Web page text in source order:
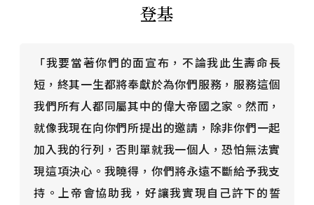
登基
「我要當著你們的面宣布，不論我此生壽命長
短，終其一生都將奉獻於為你們服務，服務這個
我們所有人都同屬其中的偉大帝國之家。然而，
就像我現在向你們所提出的邀請，除非你們一起
加入我的行列，否則單就我一個人，恐怕無法實
現這項決心。我曉得，你們將永遠不斷給予我支
持。上帝會協助我，好讓我實現自己許下的誓